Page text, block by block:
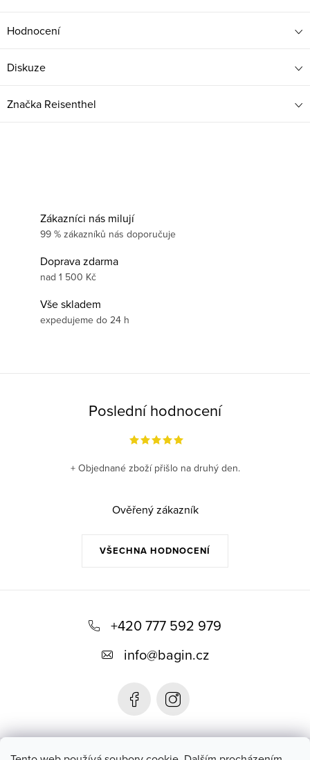
Hodnocení
Diskuze
Značka Reisenthel
Zákazníci nás milují
99 % zákazníků nás doporučuje
Doprava zdarma
nad 1 500 Kč
Vše skladem
expedujeme do 24 h
Poslední hodnocení
VŠECHNA HODNOCENÍ
+ Objednané zboží přišlo na druhý den.
Ověřený zákazník
+420 777 592 979
info@bagin.cz
Bagin.cz